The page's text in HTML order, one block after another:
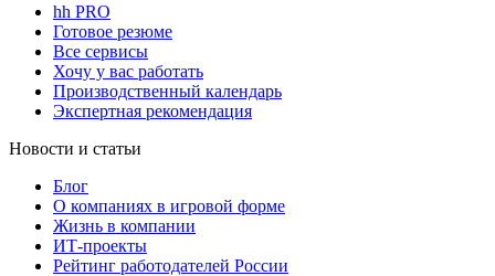
hh PRO
Готовое резюме
Все сервисы
Хочу у вас работать
Производственный календарь
Экспертная рекомендация
Новости и статьи
Блог
О компаниях в игровой форме
Жизнь в компании
ИТ-проекты
Рейтинг работодателей России